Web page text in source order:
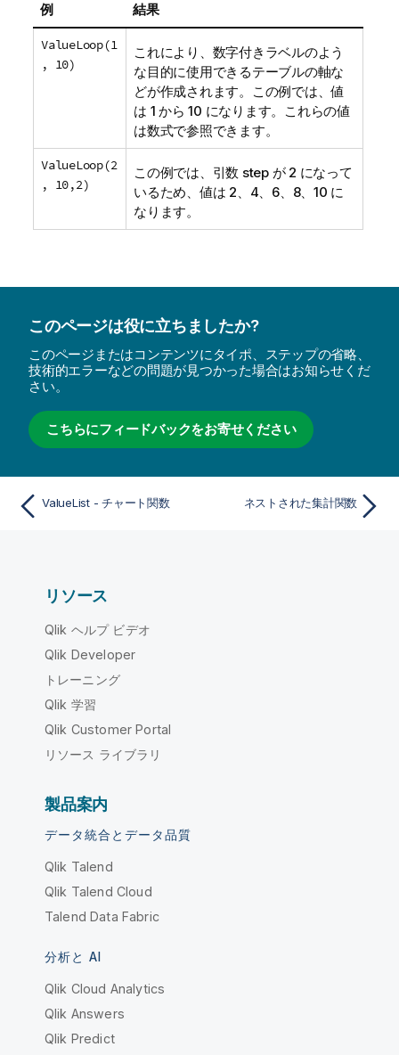
例 結果
ValueLoop(1
, 10)
これにより、数字付きラベルのよう
な目的に使用できるテーブルの軸な
どが作成されます。この例では、値
は 1 から 10 になります。これらの値
は数式で参照できます。
ValueLoop(2
, 10,2)
この例では、引数 stepが 2 になって
いるため、値は 2、4、6、8、10 に
なります。
このページは役に立ちましたか?
このページまたはコンテンツにタイポ、ステップの省略、
技術的エラーなどの問題が見つかった場合はお知らせくだ
さい。
こちらにフィードバックをお寄せください
ValueList - チャート関数 ネストされた集計関数
リソース
Qlik ヘルプ ビデオ
Qlik Developer
トレーニング
Qlik 学習
Qlik Customer Portal
リソース ライブラリ
製品案内
データ統合とデータ品質
Qlik Talend
Qlik Talend Cloud
Talend Data Fabric
分析と AI
Qlik Cloud Analytics
Qlik Answers
Qlik Predict